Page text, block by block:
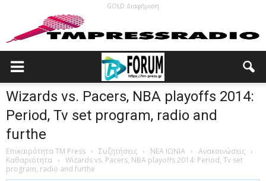
GOLD Διαφήμιση
Wizards vs. Pacers, NBA playoffs 2014:
Period, Tv set program, radio and
furthe
Επικαιρότητα TM Press › Συζητήσεις › ΝΕΑ ΙΩΝΙΑ › Ανακοινώσεις ›
Καθαριότητα › Wizards vs. Pacers, NBA playoffs 2014: Period, Tv set
program, radio and furthe